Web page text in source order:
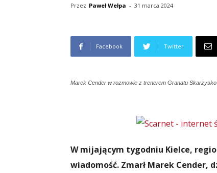
Przez Paweł Wełpa - 31 marca 2024
Facebook Twitter
Marek Cender w rozmowie z trenerem Granatu
W mijającym tygodniu Kielce,
wiadomość. Zmarł Marek Cender,